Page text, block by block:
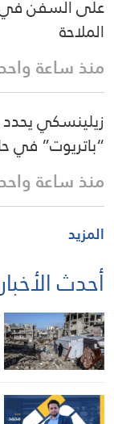
على السفن
الملاحة
منذ ساعة
زيلينسكي
“باتريوت” في
منذ ساعة
المزيد
أحدث الأخبار